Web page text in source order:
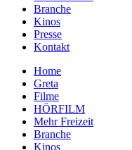
Branche
Kinos
Presse
Kontakt
Home
Greta
Filme
HÖRFILM
Mehr Freizeit
Branche
Kinos